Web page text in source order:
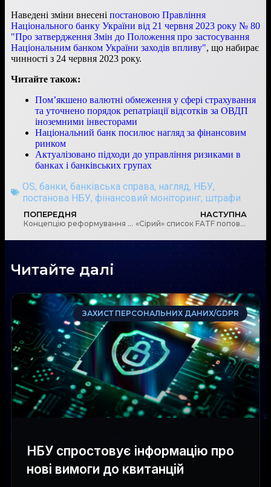
Наведені зміни внесені постановою Правління
Національного банку України від 21 червня 2023 року № 80
"Про затвердження Змін до Положення про застосування
Національним банком України заходів впливу", що набирає
чинності з 24 червня 2023 року.
Читайте також:
Пом’якшено валютні обмеження у сфері страхування
та уточнено порядок репатріації відсотків за ОВДП
іноземними інвесторами
Національний банк посилює нагляд за фінансовим
ринком
Актуалізовано підходи до управління ризиками в
банках і банківських групах
OS, банки, банківська справа, нагляд, НБУ,
постанова НБУ, фінансовий моніторинг, штрафи
ПОПЕРЕДНЯ
Концепцію реформування регулювання факторингу в Україні схвалено
НАСТУПНА
«Сірий» список FATF поповнився новими країнами
Читайте далі
ЗАХИСТ ПЕРСОНАЛЬНИХ ДАНИХ/GDPR
НБУ спростовує інформацію про
нові вимоги до квитанцій